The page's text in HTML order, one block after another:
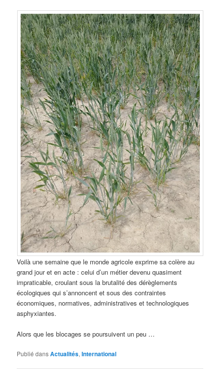
Voilà une semaine que le monde agricole exprime sa colère au
grand jour et en acte : celui d’un métier devenu quasiment
impraticable, croulant sous la brutalité des dérèglements
écologiques qui s’annoncent et sous des contraintes
économiques, normatives, administratives et technologiques
asphyxiantes.
Alors que les blocages se poursuivent un peu …
Publié dansActualités,International